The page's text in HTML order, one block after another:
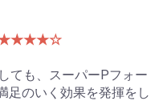
ても、スーパーPフォー
足のいく効果を発揮をし